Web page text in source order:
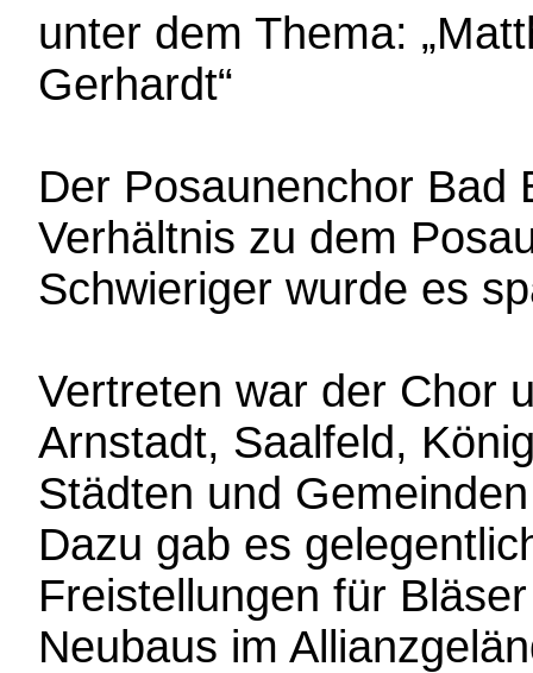
unter dem Thema:
Gerhardt“
Der Posaunenchor Bad
Verhältnis zu dem
Schwieriger wurde es
Vertreten war der Chor
Arnstadt, Saalfeld,
Städten und
Dazu gab es
Freistellungen für
Neubaus im